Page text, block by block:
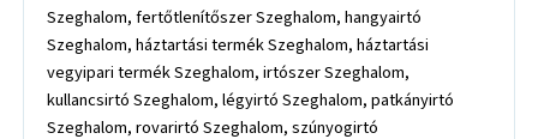
Szeghalom, fertőtlenítőszer Szeghalom, hangyairtó
Szeghalom, háztartási termék Szeghalom, háztartási
vegyipari termék Szeghalom, irtószer Szeghalom,
kullancsirtó Szeghalom, légyirtó Szeghalom, patkányirtó
Szeghalom, rovarirtó Szeghalom, szúnyogirtó